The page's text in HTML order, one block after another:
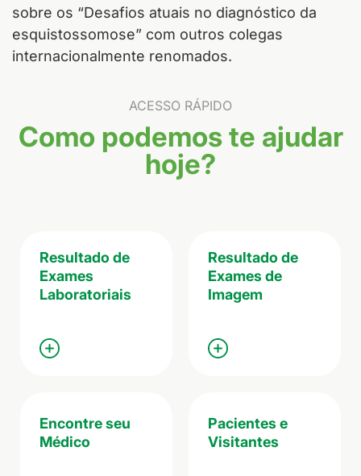
sobre os “Desafios atuais no diagnóstico da
esquistossomose” com outros colegas
internacionalmente renomados.
ACESSO RÁPIDO
Como podemos te ajudar
hoje?
Resultado de
Exames
Laboratoriais
Resultado de
Exames de
Imagem
Encontre seu
Médico
Pacientes e
Visitantes